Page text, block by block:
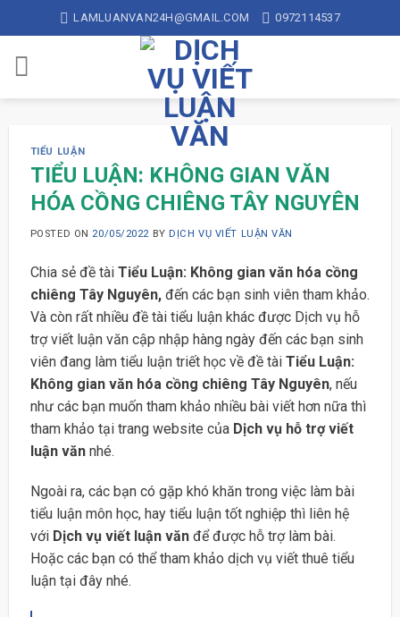
to
content
LAMLUANVAN24H@GMAIL.COM 0972114537
TIỂU LUẬN
TIỂU LUẬN: KHÔNG GIAN VĂN
HÓA CỒNG CHIÊNG TÂY NGUYÊN
POSTED ON 20/05/2022 BY DỊCH VỤ VIẾT LUẬN VĂN
Chia sẻ đề tài Tiểu Luận: Không gian văn hóa cồng
chiêng Tây Nguyên, đến các bạn sinh viên tham khảo.
Và còn rất nhiều đề tài tiểu luận khác được Dịch vụ hỗ
trợ viết luận văn cập nhập hàng ngày đến các bạn sinh
viên đang làm tiểu luận triết học về đề tài Tiểu Luận:
Không gian văn hóa cồng chiêng Tây Nguyên, nếu
như các bạn muốn tham khảo nhiều bài viết hơn nữa thì
tham khảo tại trang website của Dịch vụ hỗ trợ viết
luận vănnhé.
Ngoài ra, các bạn có gặp khó khăn trong việc làm bài
tiểu luận môn học, hay tiểu luận tốt nghiệp thì liên hệ
vớiDịch vụ viết luận vănđể được hỗ trợ làm bài.
Hoặc các bạn có thể tham khảo dịch vụ viết thuê tiểu
luận tại đây nhé.